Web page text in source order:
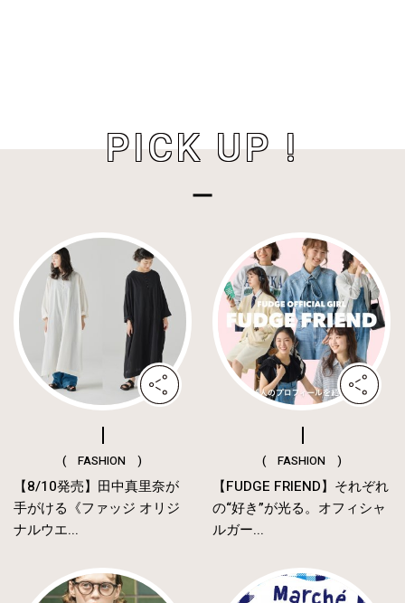
PICK UP !
( FASHION )
【8/10発売】田中真里奈が
手がける《ファッジ オリジ
ナルウエ...
( FASHION )
【FUDGE FRIEND】それぞれ
の“好き”が光る。オフィシャ
ルガー...